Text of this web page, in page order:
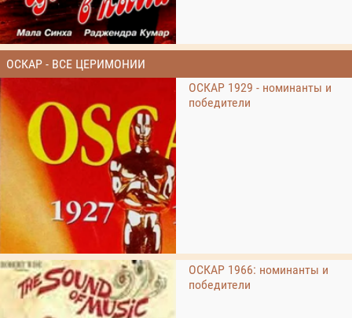
ОСКАР - ВСЕ ЦЕРИМОНИИ
ОСКАР 1929 - номинанты и
победители
ОСКАР 1966: номинанты и
победители